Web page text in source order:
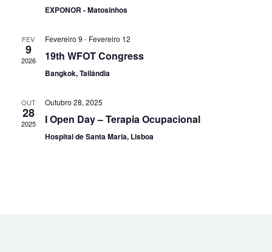
EXPONOR - Matosinhos
FEV
9
2026
Fevereiro 9 - Fevereiro 12
19th WFOT Congress
Bangkok, Tailândia
OUT
28
2025
Outubro 28, 2025
I Open Day – Terapia Ocupacional
Hospital de Santa Maria, Lisboa